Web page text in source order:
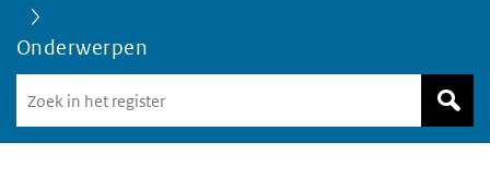
Onderwerpen
in
het